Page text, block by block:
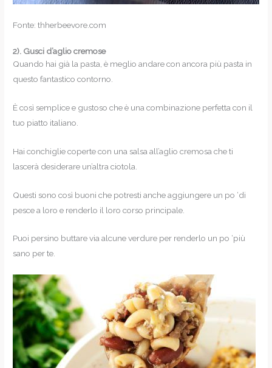
Fonte: thherbeevore.com
2). Gusci d’aglio cremose
Quando hai già la pasta, è meglio andare con ancora più pasta in
questo fantastico contorno.
È così semplice e gustoso che è una combinazione perfetta con il
tuo piatto italiano.
Hai conchiglie coperte con una salsa all’aglio cremosa che ti
lascerà desiderare un’altra ciotola.
Questi sono così buoni che potresti anche aggiungere un po ‘di
pesce a loro e renderlo il loro corso principale.
Puoi persino buttare via alcune verdure per renderlo un po ‘più
sano per te.